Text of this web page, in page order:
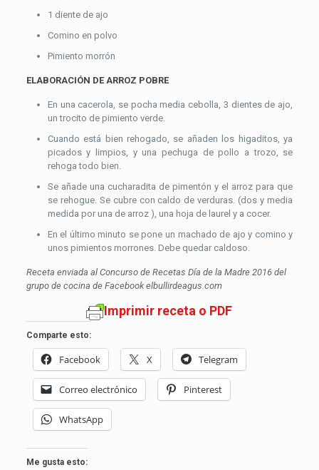
1 diente de ajo
Comino en polvo
Pimiento morrón
ELABORACIÓN DE ARROZ POBRE
En una cacerola, se pocha media cebolla, 3 dientes de ajo,
un trocito de pimiento verde.
Cuando está bien rehogado, se añaden los higaditos, ya
picados y limpios, y una pechuga de pollo a trozo, se
rehoga todo bien.
Se añade una cucharadita de pimentón y el arroz para que
se rehogue. Se cubre con caldo de verduras. (dos y media
medida por una de arroz ), una hoja de laurel y a cocer.
En el último minuto se pone un machado de ajo y comino y
unos pimientos morrones. Debe quedar caldoso.
Receta enviada al Concurso de Recetas Día de la Madre 2016 del
grupo de cocina de Facebook elbullirdeagus.com
Imprimir receta o PDF
Comparte esto:
Facebook X Telegram
Correo electrónico Pinterest
WhatsApp
Me gusta esto: